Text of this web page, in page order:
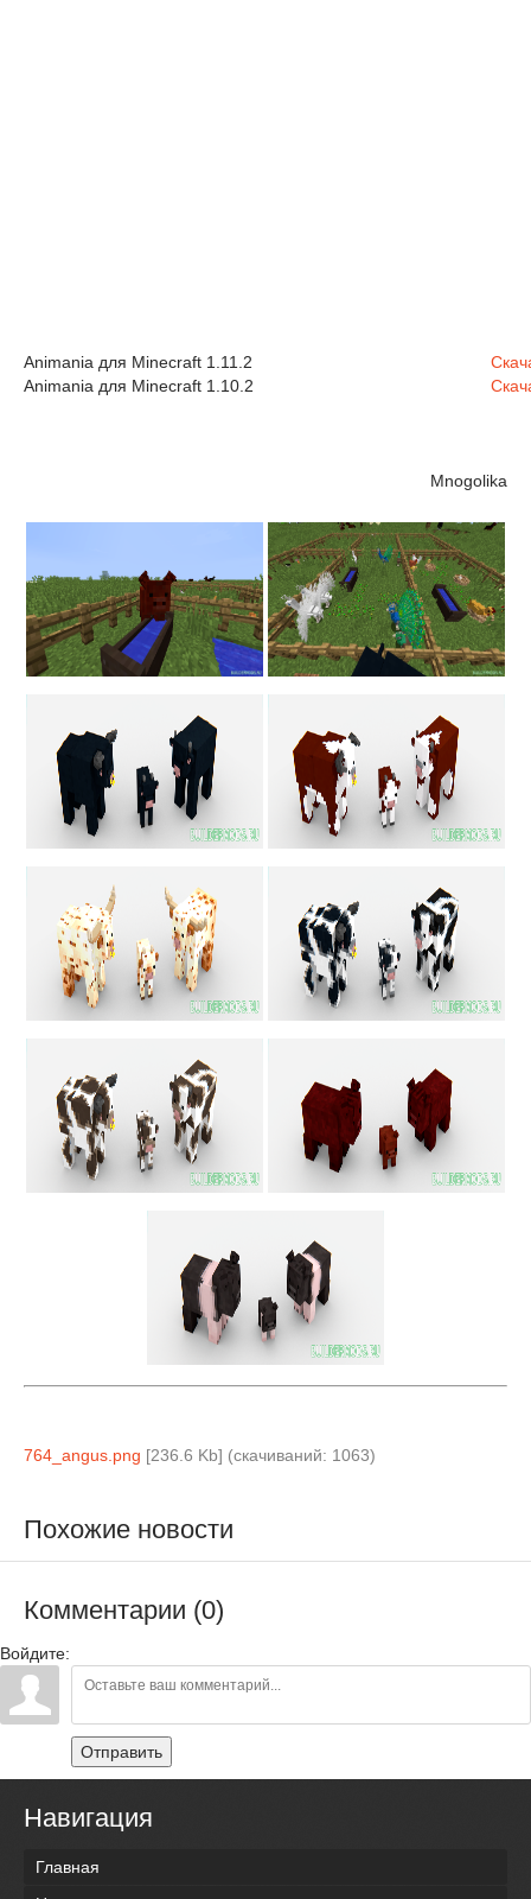
Animania для Minecraft 1.11.2
Animania для Minecraft 1.10.2
Mnogolika
764_angus.png [236.6 Kb] (cкачиваний: 1063)
Похожие новости
Комментарии (0)
Войдите:
Отправить
Навигация
Главная